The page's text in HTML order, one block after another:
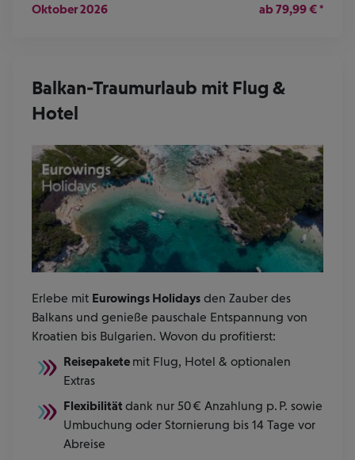
Oktober 2026 ab79,99€*
Balkan-Traumurlaub mit Flug &
Hotel
Erlebe mit Eurowings Holidays den Zauber des
Balkans und genieße pauschale Entspannung von
Kroatien bis Bulgarien. Wovon du profitierst:
Reisepakete mit Flug, Hotel & optionalen
Extras
Flexibilität dank nur 50 € Anzahlung p. P. sowie
Umbuchung oder Stornierung bis 14 Tage vor
Abreise